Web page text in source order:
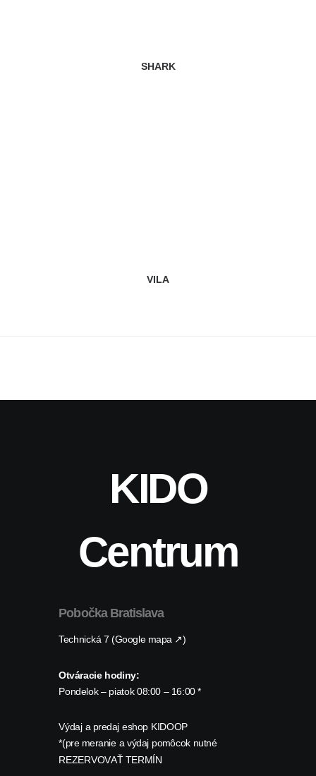
SHARK
VILA
KIDO
Centrum
Pobočka Bratislava
Technická 7 (Google mapa ↗)
Otváracie hodiny:
Pondelok – piatok 08:00 – 16:00 *
Výdaj a predaj eshop KIDOOP
*(pre meranie a výdaj pomôcok nutné
REZERVOVAŤ TERMÍN